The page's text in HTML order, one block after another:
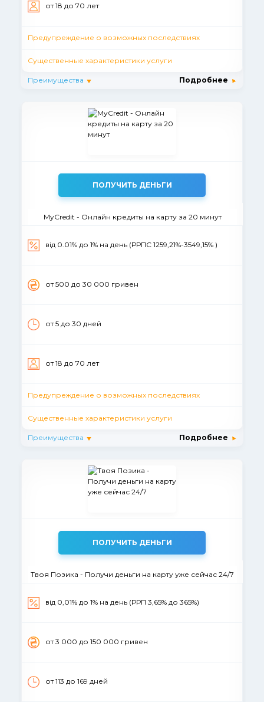
от 18 до 70 лет
Предупреждение о возможных последствиях
Существенные характеристики услуги
Преимущества Подробнее
ПОЛУЧИТЬ ДЕНЬГИ
MyCredit - Онлайн кредиты на карту за 20 минут
від 0.01% до 1% на день (РРПС 1259,21%-3549,15% )
от 500 до 30 000 гривен
от 5 до 30 дней
от 18 до 70 лет
Предупреждение о возможных последствиях
Существенные характеристики услуги
Преимущества Подробнее
ПОЛУЧИТЬ ДЕНЬГИ
Твоя Позика - Получи деньги на карту уже сейчас 24/7
від 0,01% до 1% на день (РРП 3,65% до 365%)
от 3 000 до 150 000 гривен
от 113 до 169 дней